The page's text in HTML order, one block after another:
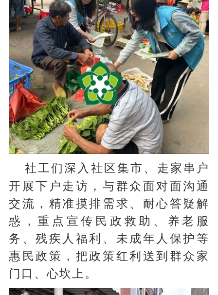
社工们深入社区集市、走家串户
开展下户走访，与群众面对面沟通
交流，精准摸排需求、耐心答疑解
惑，重点宣传民政救助、养老服
务、残疾人福利、未成年人保护等
惠民政策，把政策红利送到群众家
门口、心坎上。